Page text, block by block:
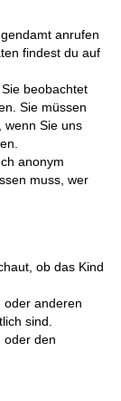
anrufen
findest du auf
beobachtet
Sie müssen
wenn Sie uns
anonym
muss, wer
ob das Kind
oder anderen
sind.
oder den